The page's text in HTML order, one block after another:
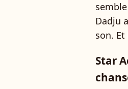
Dadju
son.
Star